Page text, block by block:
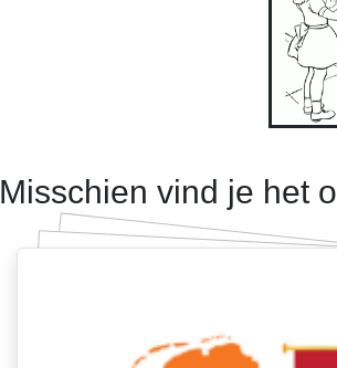
Misschien vind je het